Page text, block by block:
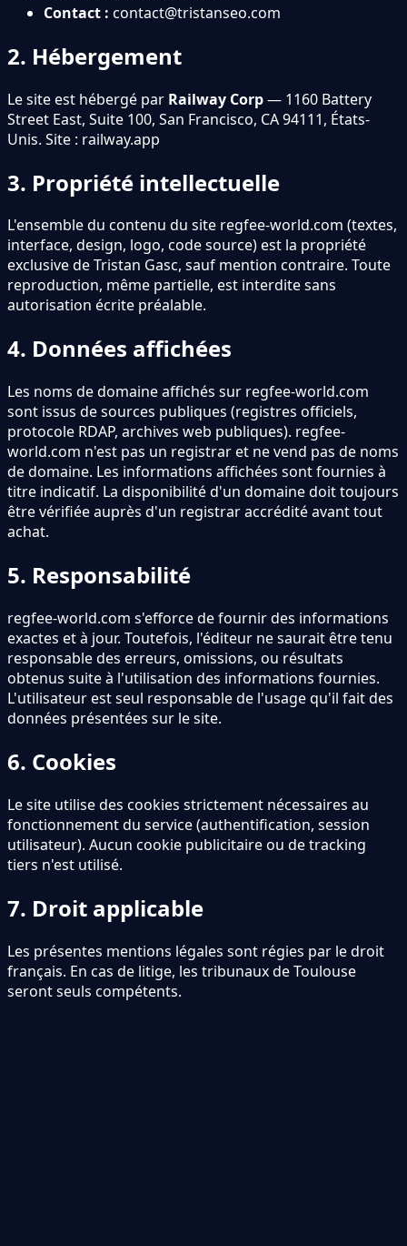
Contact : contact@tristanseo.com
2. Hébergement
Le site est hébergé par Railway Corp— 1160 Battery
Street East, Suite 100, San Francisco, CA 94111, États-
Unis. Site : railway.app
3. Propriété intellectuelle
L'ensemble du contenu du site regfee-world.com (textes,
interface, design, logo, code source) est la propriété
exclusive de Tristan Gasc, sauf mention contraire. Toute
reproduction, même partielle, est interdite sans
autorisation écrite préalable.
4. Données affichées
Les noms de domaine affichés sur regfee-world.com
sont issus de sources publiques (registres officiels,
protocole RDAP, archives web publiques). regfee-
world.com n'est pas un registrar et ne vend pas de noms
de domaine. Les informations affichées sont fournies à
titre indicatif. La disponibilité d'un domaine doit toujours
être vérifiée auprès d'un registrar accrédité avant tout
achat.
5. Responsabilité
regfee-world.com s'efforce de fournir des informations
exactes et à jour. Toutefois, l'éditeur ne saurait être tenu
responsable des erreurs, omissions, ou résultats
obtenus suite à l'utilisation des informations fournies.
L'utilisateur est seul responsable de l'usage qu'il fait des
données présentées sur le site.
6. Cookies
Le site utilise des cookies strictement nécessaires au
fonctionnement du service (authentification, session
utilisateur). Aucun cookie publicitaire ou de tracking
tiers n'est utilisé.
7. Droit applicable
Les présentes mentions légales sont régies par le droit
français. En cas de litige, les tribunaux de Toulouse
seront seuls compétents.